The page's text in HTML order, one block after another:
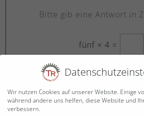
Bitte gib eine Antwort in
fünf × 4 =
Wir nutzen Cookies auf unserer Website. Einige
während andere uns helfen, diese Website und
verbessern.